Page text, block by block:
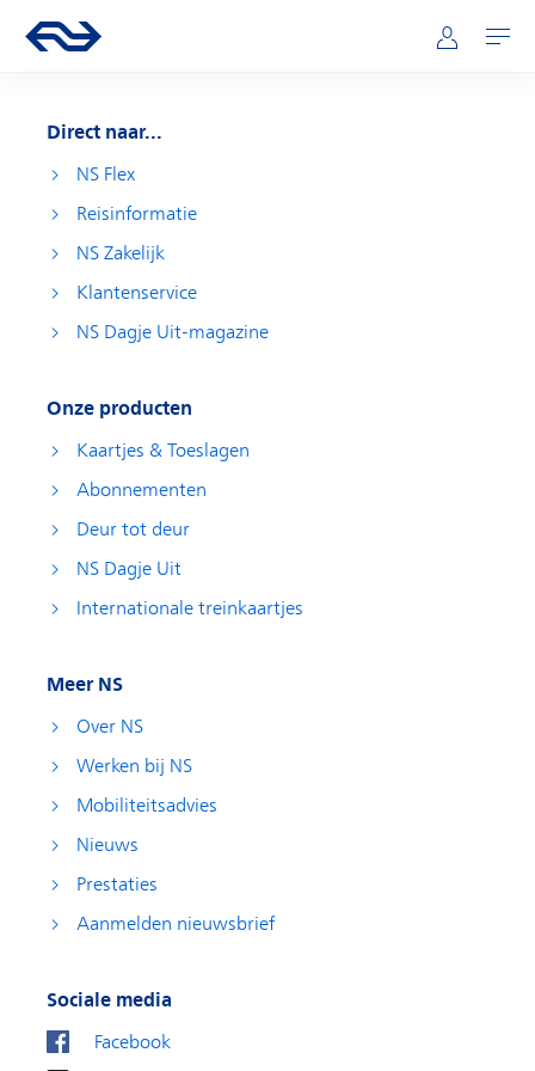
Hoofdnavigatie
Ga naar de homepage van ns.nl Mijn NS
Openen
Direct naar...
NS Flex
Reisinformatie
NS Zakelijk
Klantenservice
NS Dagje Uit-magazine
Onze producten
Kaartjes & Toeslagen
Abonnementen
Deur tot deur
NS Dagje Uit
Internationale treinkaartjes
Meer NS
Over NS
Werken bij NS
Mobiliteitsadvies
Nieuws
Prestaties
Aanmelden nieuwsbrief
Sociale media
Facebook